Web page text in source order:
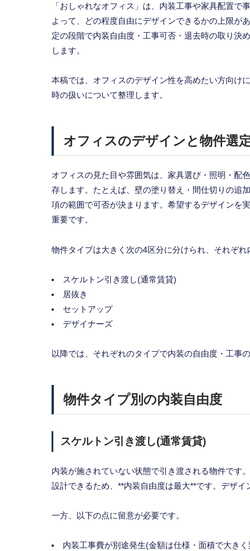
「おしゃれなオフィス」は、内装工事や家具配置
よって、どの程度自由にデザインできるかの上限が
定の段階で内装自由度・工事可否・退去時の取り決
します。
本稿では、オフィスのデザイン性を高めたい方向け
時の扱いについて整理します。
オフィスのデザインと物件選
オフィスの見た目や雰囲気は、家具選び・照明・配
存します。たとえば、壁の塗り替え・間仕切りの追
項の範囲で可否が決まります。希望するデザインを
重要です。
物件タイプは大きく次の4区分に分けられ、それぞれ
スケルトン引き渡し(通常賃貸)
居抜き
セットアップ
デザイナーズ
以降では、それぞれのタイプで内装の自由度・工事
物件タイプ別の内装自由度
スケルトン引き渡し(通常賃貸)
内装が施されていない状態で引き渡される物件です
設計できるため、**内装自由度は最大**です。デザ
一方、以下の点に留意が必要です。
内装工事費が別途発生(金額は仕様・面積で大きく